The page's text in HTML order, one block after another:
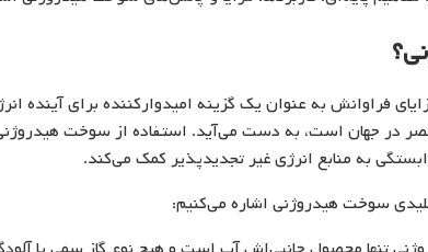
فراوانش به عنوان یک گزینه امیدوارکننده برای آینده
در جهان است، به دست می‌آید. استفاده از سوخت هیدروژنی
به منابع انرژی غیر تجدیدپذیر کمک می‌کند.
سوخت هیدروژنی اشاره می‌کنیم: